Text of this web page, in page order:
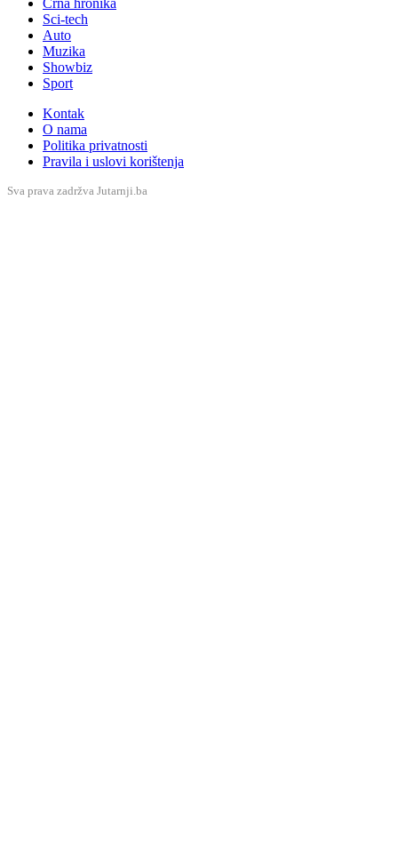
Sci-tech
Auto
Muzika
Showbiz
Sport
Kontak
O nama
Politika privatnosti
Pravila i uslovi korištenja
Sva prava zadržva Jutarnji.ba